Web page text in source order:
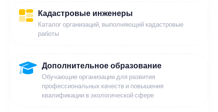
Кадастровые инженеры
Каталог организаций, выполняющий кадастровые
работы
Дополнительное образование
Обучающие организации для развития
профессиональных качеств и повышения
квалификации в экологической сфере